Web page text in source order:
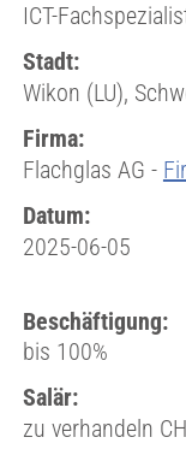
ICT-
Stadt:
Wikon (LU),
Firma:
Flachglas AG -
Datum:
2025-06-05
Beschäftigung:
bis 100%
Salär:
zu verhandeln